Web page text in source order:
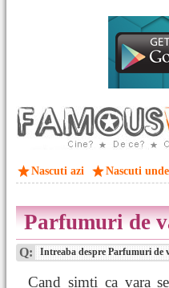
Nascuti azi Nascuti unde
Parfumuri de
Q: Intreaba despre Parfumuri de
Cand simti ca vara